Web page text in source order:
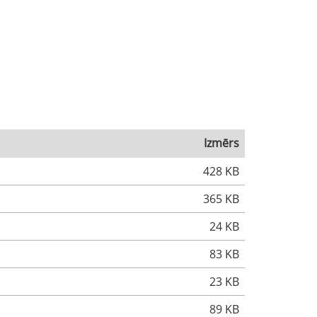
Izmērs
428 KB
365 KB
24 KB
83 KB
23 KB
89 KB